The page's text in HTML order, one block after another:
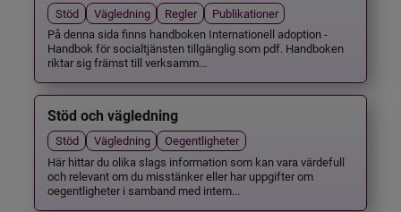
Stöd Vägledning Regler
Publikationer
På denna sida finns handboken Internationell adoption -
Handbok för socialtjänsten tillgänglig som pdf. Handboken
riktar sig främst till verksamm...
Stöd och vägledning
Stöd Vägledning
Oegentligheter
Här hittar du olika slags information som kan vara värdefull
och relevant om du misstänker eller har uppgifter om
oegentligheter i samband med intern...